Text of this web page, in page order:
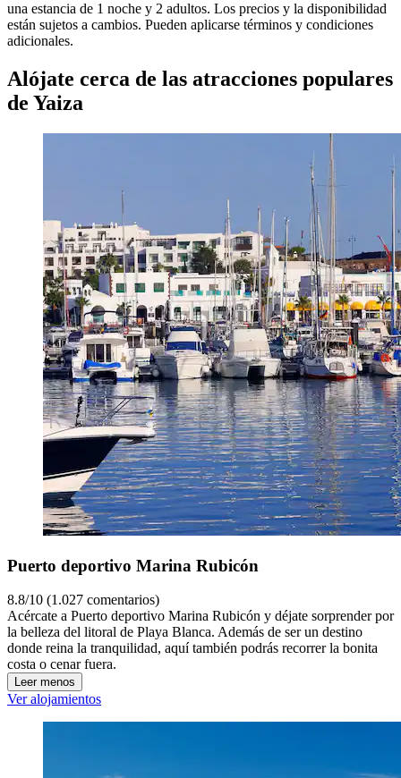
una estancia de 1 noche y 2 adultos. Los precios y la disponibilidad
están sujetos a cambios. Pueden aplicarse términos y condiciones
adicionales.
Alójate cerca de las atracciones populares
de Yaiza
Puerto deportivo Marina Rubicón
8.8/10 (1.027 comentarios)
Acércate a Puerto deportivo Marina Rubicón y déjate sorprender por
la belleza del litoral de Playa Blanca. Además de ser un destino
donde reina la tranquilidad, aquí también podrás recorrer la bonita
costa o cenar fuera.
Leer menos
Ver alojamientos